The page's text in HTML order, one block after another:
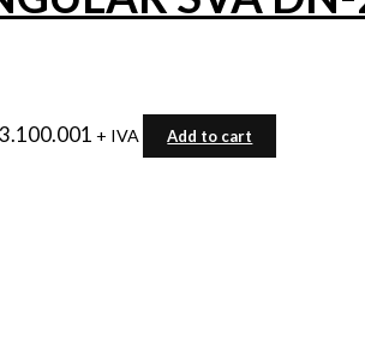
3.100.001 + IVA Add to cart